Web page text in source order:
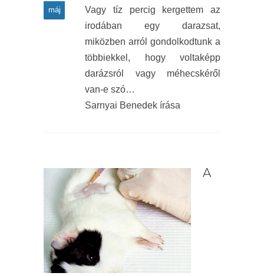
máj
Vagy tíz percig kergettem az
irodában egy darazsat,
miközben arról gondolkodtunk a
többiekkel, hogy voltaképp
darázsról vagy méhecskéről
van-e szó…
Sarnyai Benedek írása
A